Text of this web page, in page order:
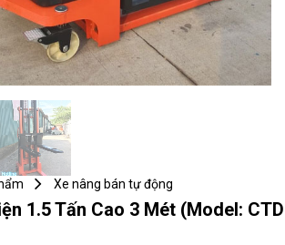
Xe nâng bán tự động
1.5 Tấn Cao 3 Mét (Model: CTD